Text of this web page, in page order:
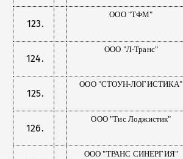
ООО "ТФМ"
ООО "Л-Транс"
ООО "СТОУН-ЛОГИСТИКА"
ООО "Тис Лоджистик"
ООО "ТРАНС СИНЕРГИЯ"